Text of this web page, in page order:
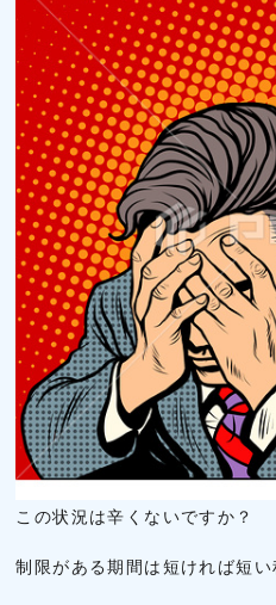
この状況は辛くないですか？
制限がある期間は短ければ短い